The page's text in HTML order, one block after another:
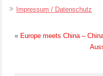
Impressum / Datenschutz
« Europe meets China –